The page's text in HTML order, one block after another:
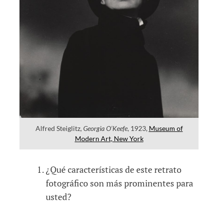
Alfred Steiglitz,Georgia O’Keefe, 1923, Museum of
Modern Art, New York
¿Qué características de este retrato
fotográfico son más prominentes para
usted?